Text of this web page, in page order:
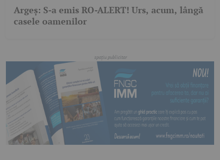
Argeș: S-a emis RO-ALERT! Urs, acum, lângă
casele oamenilor